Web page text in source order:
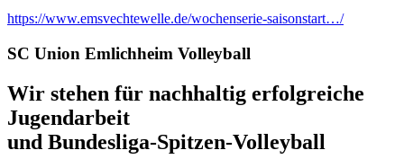
https://www.emsvechtewelle.de/wochenserie-saisonstart…/
SC Union Emlichheim Volleyball
Wir stehen für nachhaltig erfolgreiche
Jugendarbeit
und Bundesliga-Spitzen-Volleyball